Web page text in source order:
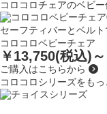
コロコロチェアのベビ
セーフティバーとベル
コロコロベビーチェア
￥13,750(税込)～
ご購入はこちらから
コロコロシリーズをもっ